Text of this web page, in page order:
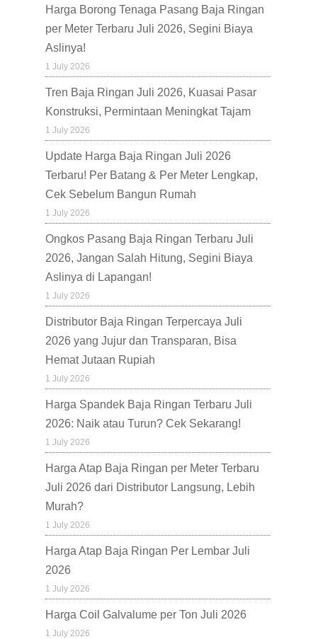
Harga Borong Tenaga Pasang Baja Ringan
per Meter Terbaru Juli 2026, Segini Biaya
Aslinya!
1 July 2026
Tren Baja Ringan Juli 2026, Kuasai Pasar
Konstruksi, Permintaan Meningkat Tajam
1 July 2026
Update Harga Baja Ringan Juli 2026
Terbaru! Per Batang & Per Meter Lengkap,
Cek Sebelum Bangun Rumah
1 July 2026
Ongkos Pasang Baja Ringan Terbaru Juli
2026, Jangan Salah Hitung, Segini Biaya
Aslinya di Lapangan!
1 July 2026
Distributor Baja Ringan Terpercaya Juli
2026 yang Jujur dan Transparan, Bisa
Hemat Jutaan Rupiah
1 July 2026
Harga Spandek Baja Ringan Terbaru Juli
2026: Naik atau Turun? Cek Sekarang!
1 July 2026
Harga Atap Baja Ringan per Meter Terbaru
Juli 2026 dari Distributor Langsung, Lebih
Murah?
1 July 2026
Harga Atap Baja Ringan Per Lembar Juli
2026
1 July 2026
Harga Coil Galvalume per Ton Juli 2026
1 July 2026